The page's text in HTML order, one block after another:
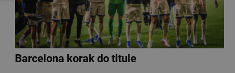
Barcelona korak do titule